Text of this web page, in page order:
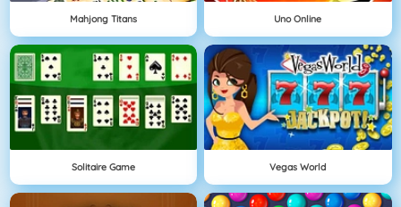
Mahjong Titans Uno Online
Solitaire Game Vegas World